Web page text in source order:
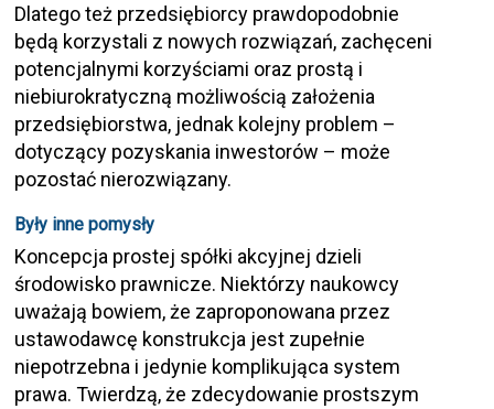
Dlatego też przedsiębiorcy prawdopodobnie
będą korzystali z nowych rozwiązań, zachęceni
potencjalnymi korzyściami oraz prostą i
niebiurokratyczną możliwością założenia
przedsiębiorstwa, jednak kolejny problem –
dotyczący pozyskania inwestorów – może
pozostać nierozwiązany.
Były inne pomysły
Koncepcja prostej spółki akcyjnej dzieli
środowisko prawnicze. Niektórzy naukowcy
uważają bowiem, że zaproponowana przez
ustawodawcę konstrukcja jest zupełnie
niepotrzebna i jedynie komplikująca system
prawa. Twierdzą, że zdecydowanie prostszym